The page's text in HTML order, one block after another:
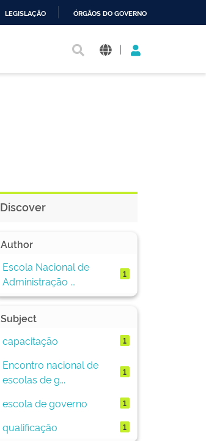
LEGISLAÇÃO ÓRGÃOS DO GOVERNO
|
Discover
Author
Escola Nacional de
Administração ...
1
Subject
capacitação
1
Encontro nacional de
escolas de g...
1
escola de governo 1
qualificação 1